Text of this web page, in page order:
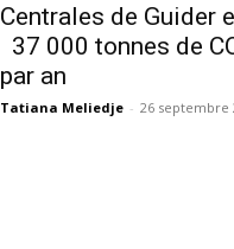
Centrales de Guider
37 000 tonnes de
par an
Tatiana Meliedje - 26 septembre